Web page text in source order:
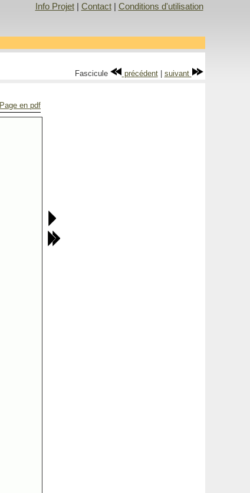
Info Projet| Contact| Conditions d'utilisation
Fascicule précédent| suivant
Page en pdf